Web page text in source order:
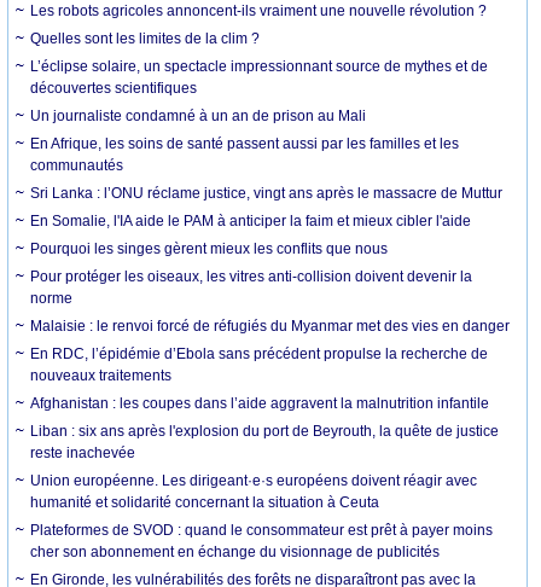
Les robots agricoles annoncent-ils vraiment une nouvelle révolution ?
Quelles sont les limites de la clim ?
L’éclipse solaire, un spectacle impressionnant source de mythes et de
découvertes scientifiques
Un journaliste condamné à un an de prison au Mali
En Afrique, les soins de santé passent aussi par les familles et les
communautés
Sri Lanka : l’ONU réclame justice, vingt ans après le massacre de Muttur
En Somalie, l'IA aide le PAM à anticiper la faim et mieux cibler l'aide
Pourquoi les singes gèrent mieux les conflits que nous
Pour protéger les oiseaux, les vitres anti-collision doivent devenir la
norme
Malaisie : le renvoi forcé de réfugiés du Myanmar met des vies en danger
En RDC, l’épidémie d’Ebola sans précédent propulse la recherche de
nouveaux traitements
Afghanistan : les coupes dans l’aide aggravent la malnutrition infantile
Liban : six ans après l'explosion du port de Beyrouth, la quête de justice
reste inachevée
Union européenne. Les dirigeant·e·s européens doivent réagir avec
humanité et solidarité concernant la situation à Ceuta
Plateformes de SVOD : quand le consommateur est prêt à payer moins
cher son abonnement en échange du visionnage de publicités
En Gironde, les vulnérabilités des forêts ne disparaîtront pas avec la